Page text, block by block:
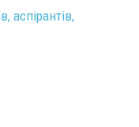
аспірантів,